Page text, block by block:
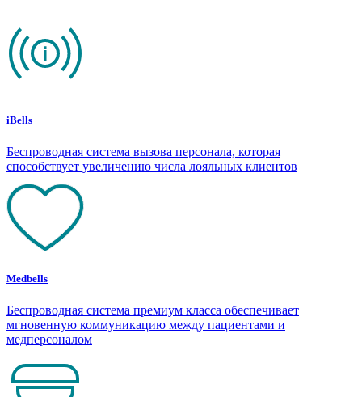
iBells
Беспроводная система вызова персонала, которая
способствует увеличению числа лояльных клиентов
Medbells
Беспроводная система премиум класса обеспечивает
мгновенную коммуникацию между пациентами и
медперсоналом